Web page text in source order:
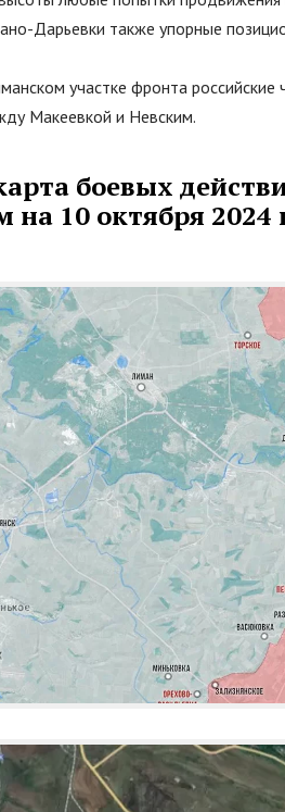
Дарьевки также упорные
участке фронта
Макеевкой и Невским.
боевых
10 октября 2024